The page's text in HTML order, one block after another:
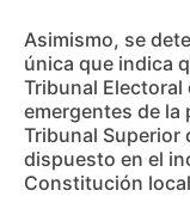
Asimismo, se
única que indica
Tribunal
emergentes de la
Tribunal Superior
dispuesto en el
Constitución